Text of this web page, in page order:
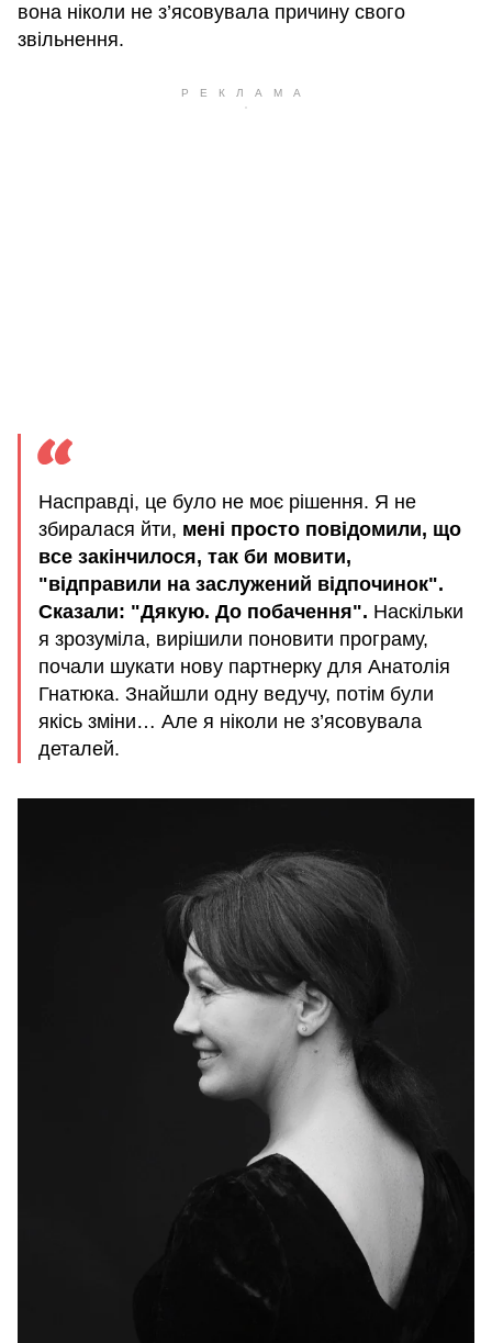
вона ніколи не з’ясовувала причину свого
звільнення.
Насправді, це було не моє рішення. Я не
збиралася йти, мені просто повідомили, що
все закінчилося, так би мовити,
"відправили на заслужений відпочинок".
Сказали: "Дякую. До побачення". Наскільки
я зрозуміла, вирішили поновити програму,
почали шукати нову партнерку для Анатолія
Гнатюка. Знайшли одну ведучу, потім були
якісь зміни… Але я ніколи не з’ясовувала
деталей.